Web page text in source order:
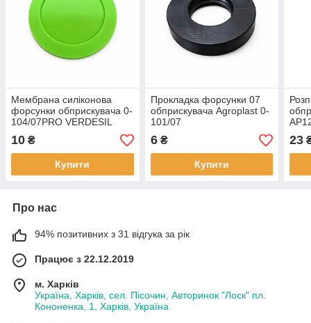
Мембрана силіконова
форсунки обприскувача 0-
104/07PRO VERDESIL
10 ₴
Купити
Прокладка форсунки 07
обприскувача Agroplast 0-
101/07
6₴
Купити
23
Про нас
94% позитивних з 31 відгука за рік
Працює з 22.12.2019
м. Харків
Україна, Харків, сел. Пісочин, Авторинок "Лоск" пл.
Кононенка, 1, Харків, Україна